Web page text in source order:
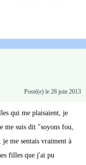
Posté(e) le 28 juin 2013
qui me plaisaient, je
me suis dit "soyons fou,
me sentais vraiment à
filles que j'ai pu